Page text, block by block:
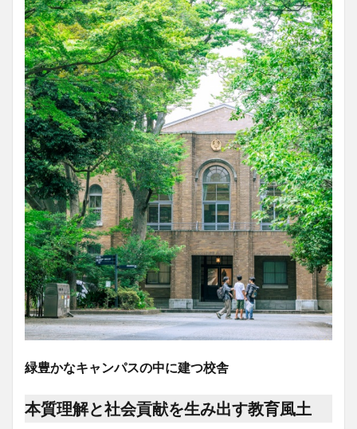
緑豊かなキャンパスの中に建つ校舎
本質理解と社会貢献を生み出す教育風土